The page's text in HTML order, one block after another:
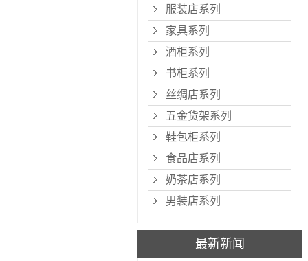
服装店系列
家具系列
酒柜系列
书柜系列
丝绸店系列
五金货架系列
鞋包柜系列
食品店系列
奶茶店系列
男装店系列
最新新闻